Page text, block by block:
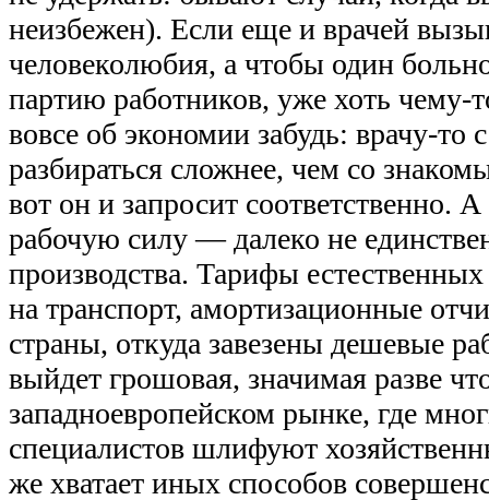
неизбежен). Если еще и врачей
человеколюбия, а чтобы один
партию работников, уже хоть чему-
вовсе об экономии забудь: врачу-то
разбираться сложнее, чем со
вот он и запросит соответственно. А
рабочую силу — далеко не
производства. Тарифы
на транспорт, амортизационные
страны, откуда завезены дешевые
выйдет грошовая, значимая разве
западноевропейском рынке, где
специалистов шлифуют
же хватает иных способов